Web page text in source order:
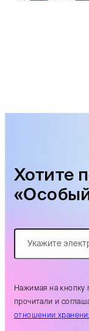
Хотите
Нажимая на кнопку
прочитали и
отношении